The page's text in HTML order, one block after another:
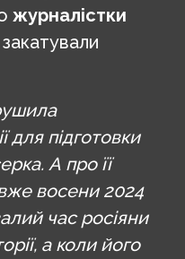
журналістки
для підготовки
А про її
восени 2024
час росіяни
а коли його